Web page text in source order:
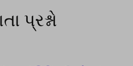
પ્રશ્નો